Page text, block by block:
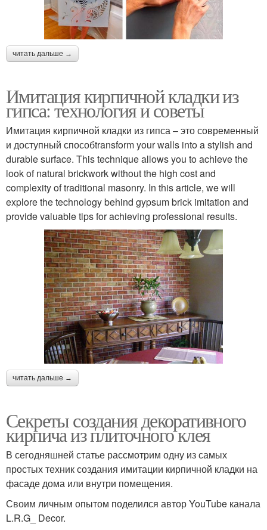
читать дальше →
Имитация кирпичной кладки из
гипса: технология и советы
Имитация кирпичной кладки из гипса – это современный
и доступный способtransform your walls into a stylish and
durable surface. This technique allows you to achieve the
look of natural brickwork without the high cost and
complexity of traditional masonry. In this article, we will
explore the technology behind gypsum brick imitation and
provide valuable tips for achieving professional results.
читать дальше →
Секреты создания декоративного
кирпича из плиточного клея
В сегодняшней статье рассмотрим одну из самых
простых техник создания имитации кирпичной кладки на
фасаде дома или внутри помещения.
Своим личным опытом поделился автор YouTube канала
L.R.G_ Decor.